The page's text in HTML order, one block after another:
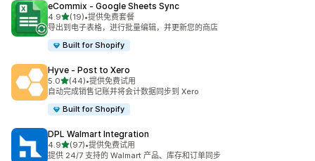
eCommix ‑ Google Sheets Sync
4.9星（满分 5 星）
(19)
总共 19 条评论
•提供免费套餐
导出到电子表格，进行批量编辑，并更新您的商店
Built for Shopify
Hyve ‑ Post to Xero
5.0星（满分 5 星）
(44)
总共 44 条评论
•提供免费试用
自动完成销售记账并将会计数据同步到 Xero
Built for Shopify
DPL Walmart Integration
4.9星（满分 5 星）
(97)
总共 97 条评论
•提供免费试用
提供 24/7 支持的 Walmart 产品、库存和订单同步